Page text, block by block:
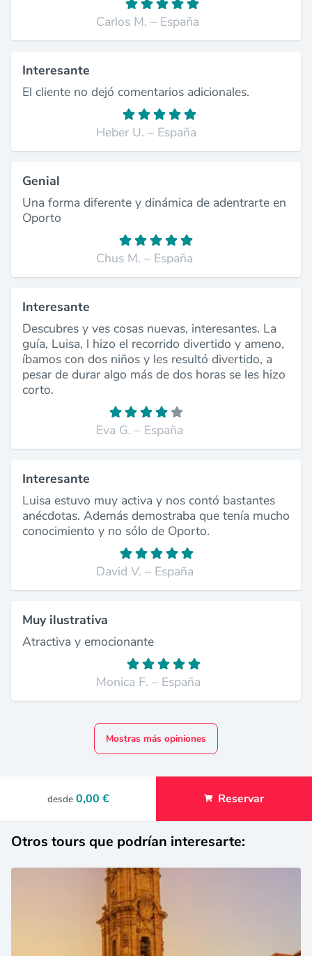
Carlos M. – España
Interesante
El cliente no dejó comentarios adicionales.
Heber U. – España
Genial
Una forma diferente y dinámica de adentrarte en
Oporto
Chus M. – España
Interesante
Descubres y ves cosas nuevas, interesantes. La
guía, Luisa, l hizo el recorrido divertido y ameno,
íbamos con dos niños y les resultó divertido, a
pesar de durar algo más de dos horas se les hizo
corto.
Eva G. – España
Interesante
Luisa estuvo muy activa y nos contó bastantes
anécdotas. Además demostraba que tenía mucho
conocimiento y no sólo de Oporto.
David V. – España
Muy ilustrativa
Atractiva y emocionante
Monica F. – España
Mostras más opiniones
desde 0,00 € Reservar
Otros tours que podrían interesarte: